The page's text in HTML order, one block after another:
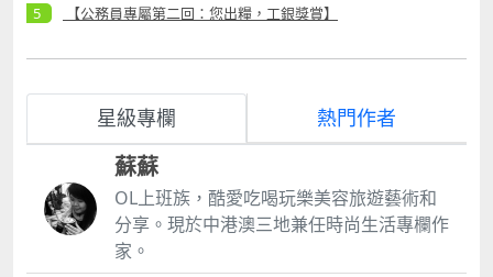
【公務員專屬第二回：您出糧，工銀獎賞】
星級專欄 熱門作者
蘇蘇
OL上班族，酷愛吃喝玩樂美容旅遊藝術和
分享。現於中港澳三地兼任時尚生活專欄作
家。